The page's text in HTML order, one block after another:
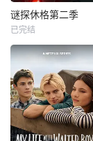
谜探休格第二季
已完结